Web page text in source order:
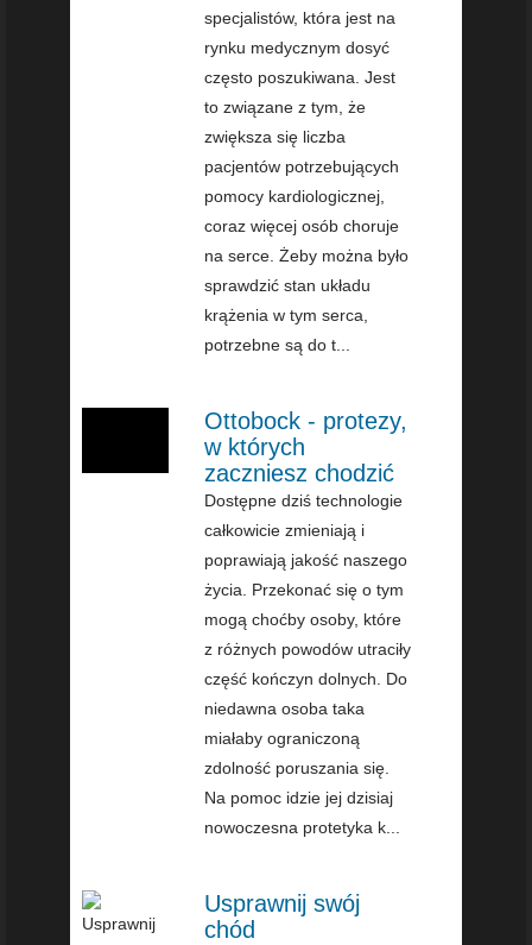
specjalistów, która jest na
rynku medycznym dosyć
często poszukiwana. Jest
to związane z tym, że
zwiększa się liczba
pacjentów potrzebujących
pomocy kardiologicznej,
coraz więcej osób choruje
na serce. Żeby można było
sprawdzić stan układu
krążenia w tym serca,
potrzebne są do t...
Ottobock - protezy,
w których
zaczniesz chodzić
Dostępne dziś technologie
całkowicie zmieniają i
poprawiają jakość naszego
życia. Przekonać się o tym
mogą choćby osoby, które
z różnych powodów utraciły
część kończyn dolnych. Do
niedawna osoba taka
miałaby ograniczoną
zdolność poruszania się.
Na pomoc idzie jej dzisiaj
nowoczesna protetyka k...
Usprawnij swój
chód